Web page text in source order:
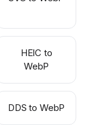
HEIC to
WebP
DDS to WebP